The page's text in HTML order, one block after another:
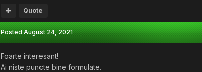
Quote
PostedAugust 24, 2021
Foarte interesant!
Ai niste puncte bine formulate.